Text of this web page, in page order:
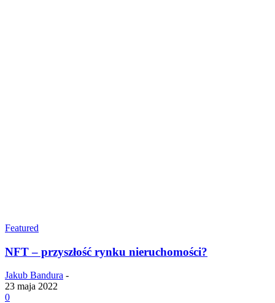
Featured
NFT – przyszłość rynku nieruchomości?
Jakub Bandura -
23 maja 2022
0